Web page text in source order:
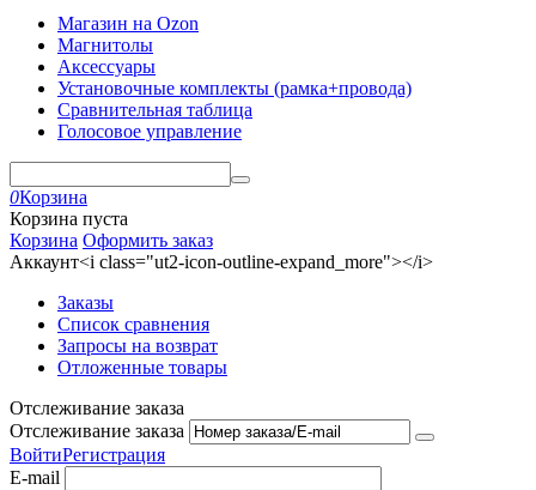
Магазин на Ozon
Магнитолы
Аксессуары
Установочные комплекты (рамка+провода)
Сравнительная таблица
Голосовое управление
0Корзина
Корзина пуста
Корзина Оформить заказ
Аккаунт<i class="ut2-icon-outline-expand_more"></i>
Заказы
Список сравнения
Запросы на возврат
Отложенные товары
Отслеживание заказа
Отслеживание заказа
ВойтиРегистрация
E-mail